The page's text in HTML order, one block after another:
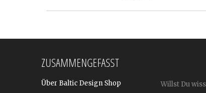
ZUSAMMENGEFASST
Über Baltic Design Shop
Willst Du